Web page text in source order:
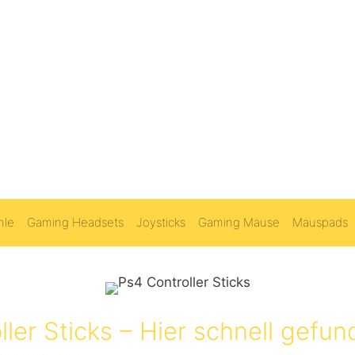
Gaming Headsets Joysticks Gaming Mäuse Mauspads
Sticks – Hier schnell